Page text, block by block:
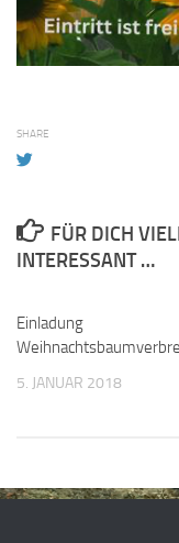
SHARE
FÜR DICH
INTERESSANT …
Einladung
5. JANUAR 2018